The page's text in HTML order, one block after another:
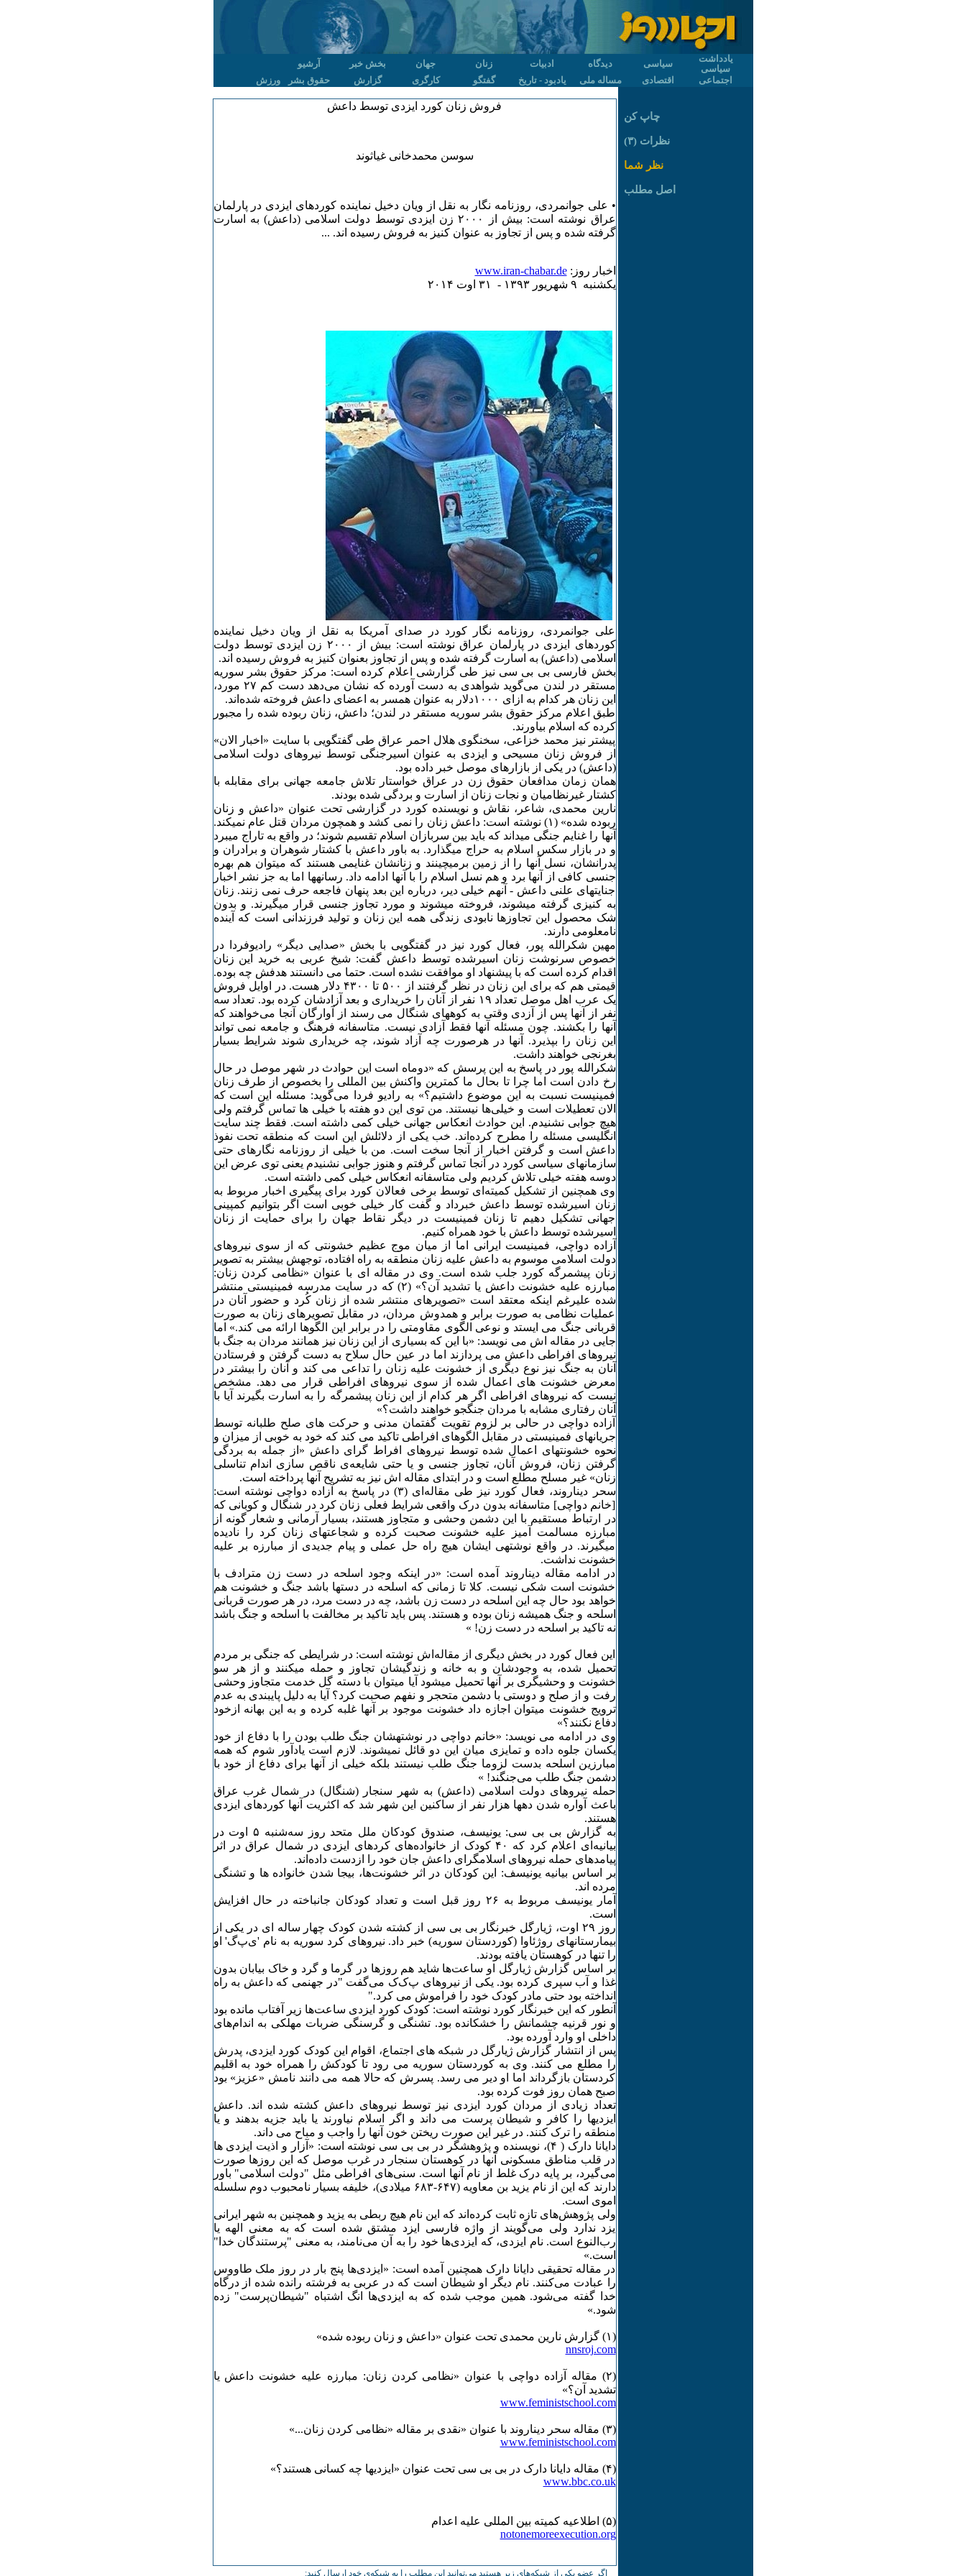
یادداشت
سیاسی
سیاسی دیدگاه ادبیات زنان جهان بخش خبر
آرشیو
اجتماعی
اقتصادی مساله ملی یادبود - تاریخ گفتگو کارگری گزارش حقوق بشر ورزش
فروش زنان کورد ایزدی توسط داعش
سوسن محمدخانی غیاثوند
• علی جوانمردی، روزنامه نگار به نقل از ویان دخیل نماینده کوردهای ایزدی در پارلمان
عراق نوشته است: بیش از ۲۰۰۰ زن ایزدی توسط دولت اسلامی (داعش) به اسارت
گرفته شده و پس از تجاوز به عنوان کنیز به فروش رسیده اند. ...
اخبار روز:www.iran-chabar.de
يکشنبه ۹ شهريور ۱٣۹٣ - ٣۱ اوت ۲۰۱۴
علی جوانمردی، روزنامه نگار کورد در صدای آمریکا به نقل از ویان دخیل نماینده
کوردهای ایزدی در پارلمان عراق نوشته است: بیش از ٢٠٠٠ زن ایزدی توسط دولت
اسلامی (داعش) به اسارت گرفته شده و پس از تجاوز بعنوان کنیز به فروش رسیده اند.
بخش فارسی بی بی سی نیز طی گزارشی اعلام کرده است: مرکز حقوق بشر سوریه
مستقر در لندن می‌گوید شواهدی به دست آورده که نشان می‌دهد دست کم ۲۷ مورد،
این زنان هر کدام به ازای ۱۰۰۰دلار به عنوان همسر به اعضای داعش فروخته شده‌اند.
طبق اعلام مرکز حقوق بشر سوریه مستقر در لندن؛ داعش، زنان ربوده شده را مجبور
کرده که اسلام بیاورند.
پیشتر نیز محمد خزاعی، سخنگوی هلال احمر عراق طی گفتگویی با سایت «اخبار الان»
از فروش زنان مسیحی و ایزدی به عنوان اسیرجنگی توسط نیروهای دولت اسلامی
(داعش) در یکی از بازارهای موصل خبر داده بود.
همان زمان مدافعان حقوق زن در عراق خواستار تلاش جامعه جهانی برای مقابله با
کشتار غیرنظامیان و نجات زنان از اسارت و بردگی شده بودند.
نارین محمدی، شاعر، نقاش و نویسنده کورد در گزارشی تحت عنوان «داعش و زنان
ربوده شده» (۱) نوشته است: داعش زنان را نمی کشد و همچون مردان قتل عام نمیکند.
آنها را غنایم جنگی میداند که باید بین سربازان اسلام تقسیم شوند؛ در واقع به تاراج میبرد
و در بازار سکس اسلام به حراج میگذارد. به باور داعش با کشتار شوهران و برادران و
پدرانشان، نسل آنها را از زمین برمیچینند و زنانشان غنایمی هستند که میتوان هم بهره
جنسی کافی از آنها برد و هم نسل اسلام را با آنها ادامه داد. رسانهها اما به جز نشر اخبار
جنایتهای علنی داعش - آنهم خیلی دیر، درباره این بعد پنهان فاجعه حرف نمی زنند. زنان
به کنیزی گرفته میشوند، فروخته میشوند و مورد تجاوز جنسی قرار میگیرند. و بدون
شک محصول این تجاوزها نابودی زندگی همه این زنان و تولید فرزندانی است که آینده
نامعلومی دارند.
مهین شکرالله پور، فعال کورد نیز در گفتگویی با بخش «صدایی دیگر» رادیوفردا در
خصوص سرنوشت زنان اسیرشده توسط داعش گفت: شیخ عربی به خرید این زنان
اقدام کرده است که با پیشنهاد او موافقت نشده است. حتما می دانستند هدفش چه بوده.
قیمتی هم که برای این زنان در نظر گرفتند از ۵۰۰ تا ۴٣۰۰ دلار هست. در اوایل فروش
یک عرب اهل موصل تعداد ۱۹ نفر از آنان را خریداری و بعد آزادشان کرده بود. تعداد سه
نفر از آنها پس از آزدی وقتی به کوههای شنگال می رسند از آوارگان آنجا می‌خواهند که
آنها را بکشند. چون مسئله آنها فقط آزادی نیست. متاسفانه فرهنگ و جامعه نمی تواند
این زنان را بپذیرد. آنها در هرصورت چه آزاد شوند، چه خریداری شوند شرایط بسیار
بغرنجی خواهند داشت.
شکرالله پور در پاسخ به این پرسش که «دوماه است این حوادث در شهر موصل در حال
رخ دادن است اما چرا تا بحال ما کمترین واکنش بین المللی را بخصوص از طرف زنان
فمینیست نسبت به این موضوع داشتیم؟» به رادیو فردا می‌گوید: مسئله این است که
الان تعطیلات است و خیلی‌ها نیستند. من توی این دو هفته با خیلی ها تماس گرفتم ولی
هیچ جوابی نشنیدم. این حوادث انعکاس جهانی خیلی کمی داشته است. فقط چند سایت
انگلیسی مسئله را مطرح کرده‌اند. خب یکی از دلائلش این است که منطقه تحت نفوذ
داعش است و گرفتن اخبار از آنجا سخت است. من با خیلی از روزنامه نگارهای حتی
سازمانهای سیاسی کورد در آنجا تماس گرفتم و هنوز جوابی نشنیدم یعنی توی عرض این
دوسه هفته خیلی تلاش کردیم ولی متاسفانه انعکاس خیلی کمی داشته است.
وی همچنین از تشکیل کمیته‌ای توسط برخی فعالان کورد برای پیگیری اخبار مربوط به
زنان اسیرشده توسط داعش خبرداد و گفت کار خیلی خوبی است اگر بتوانیم کمپینی
جهانی تشکیل دهیم تا زنان فمینیست در دیگر نقاط جهان را برای حمایت از زنان
اسیرشده توسط داعش با خود همراه کنیم.
آزاده دواچی، فمینیست ایرانی اما از میان موج عظیم خشونتی که از سوی نیروهای
دولت اسلامی موسوم به داعش علیه زنان منطقه به راه افتاده، توجهش بیشتر به تصویر
زنان پیشمرگه کورد جلب شده است. وی در مقاله ای با عنوان «نظامی کردن زنان:
مبارزه علیه خشونت داعش یا تشدید آن؟» (۲) که در سایت مدرسه فمینیستی منتشر
شده علیرغم اینکه معتقد است «تصویرهای منتشر شده از زنان کُرد و حضور آنان در
عملیات نظامی به صورت برابر و همدوش مردان، در مقابل تصویرهای زنان به صورت
قربانی جنگ می ایستد و نوعی الگوی مقاومتی را در برابر این الگوها ارائه می کند.» اما
جایی در مقاله اش می نویسد: «با این که بسیاری از این زنان نیز همانند مردان به جنگ با
نیروهای افراطی داعش می پردازند اما در عین حال سلاح به دست گرفتن و فرستادن
آنان به جنگ نیز نوع دیگری از خشونت علیه زنان را تداعی می کند و آنان را بیشتر در
معرض خشونت های اعمال شده از سوی نیروهای افراطی قرار می دهد. مشخص
نیست که نیروهای افراطی اگر هر کدام از این زنان پیشمرگه را به اسارت بگیرند آیا با
آنان رفتاری مشابه با مردان جنگجو خواهند داشت؟»
آزاده دواچی در حالی بر لزوم تقویت گفتمان مدنی و حرکت های صلح طلبانه توسط
جریانهای فمینیستی در مقابل الگوهای افراطی تاکید می کند که خود به خوبی از میزان و
نحوه خشونتهای اعمال شده توسط نیروهای افراط گرای داعش «از جمله به بردگی
گرفتن زنان، فروش آنان، تجاوز جنسی و یا حتی شایعه‌ی ناقص سازی اندام تناسلی
زنان» غیر مسلح مطلع است و در ابتدای مقاله اش نیز به تشریح آنها پرداخته است.
سحر دیناروند، فعال کورد نیز طی مقاله‌ای (٣) در پاسخ به آزاده دواچی نوشته است:
[خانم دواچی] متاسفانه بدون درک واقعی شرایط فعلی زنان کرد در شنگال و کوبانی که
در ارتباط مستقیم با این دشمن وحشی و متجاوز هستند، بسیار آرمانی و شعار گونه از
مبارزه مسالمت آمیز علیه خشونت صحبت کرده و شجاعتهای زنان کرد را نادیده
میگیرند. در واقع نوشتهی ایشان هیچ راه حل عملی و پیام جدیدی از مبارزه بر علیه
خشونت نداشت.
در ادامه مقاله دیناروند آمده است: «در اینکه وجود اسلحه در دست زن مترادف با
خشونت است شکی نیست. کلا تا زمانی که اسلحه در دستها باشد جنگ و خشونت هم
خواهد بود حال چه این اسلحه در دست زن باشد، چه در دست مرد، در هر صورت قربانی
اسلحه و جنگ همیشه زنان بوده و هستند. پس باید تاکید بر مخالفت با اسلحه و جنگ باشد
نه تاکید بر اسلحه در دست زن! »
این فعال کورد در بخش دیگری از مقاله‌اش نوشته‌ است: در شرایطی که جنگی بر مردم
تحمیل شده، به وجودشان و به خانه و زندگیشان تجاوز و حمله میکنند و از هر سو
خشونت و وحشیگری بر آنها تحمیل میشود آیا میتوان با دسته گل خدمت متجاوز وحشی
رفت و از صلح و دوستی با دشمن متحجر و نفهم صحبت کرد؟ آیا به دلیل پایبندی به عدم
ترویج خشونت میتوان اجازه داد خشونت موجود بر آنها غلبه کرده و به این بهانه ازخود
دفاع نکنند؟»
وی در ادامه می نویسد: «خانم دواچی در نوشتهشان جنگ طلب بودن را با دفاع از خود
یکسان جلوه داده و تمایزی میان این دو قائل نمیشوند. لازم است یادآور شوم که همه
مبارزین اسلحه بدست لزوما جنگ طلب نیستند بلکه خیلی از آنها برای دفاع از خود با
دشمن جنگ طلب می‌جنگند! »
حمله نیروهای دولت اسلامی (داعش) به شهر سنجار (شنگال) در شمال غرب عراق
باعث آواره شدن دهها هزار نفر از ساکنین این شهر شد که اکثریت آنها کوردهای ایزدی
هستند.
به گزارش بی بی سی: یونیسف، صندوق کودکان ملل متحد روز سه‌شنبه ۵ اوت در
بیانیه‌ای اعلام کرد که ۴۰ کودک از خانواده‌های کردهای ایزدی در شمال عراق در اثر
پیامدهای حمله نیروهای اسلامگرای داعش جان خود را ازدست داده‌اند.
بر اساس بیانیه یونیسف: این کودکان در اثر خشونت‌ها، بیجا شدن خانواده ها و تشنگی
مرده اند.
آمار یونیسف مربوط به ۲۶ روز قبل است و تعداد کودکان جانباخته در حال افزایش
است.
روز ۲۹ اوت، ژیارگل خبرنگار بی بی سی از کشته شدن کودک چهار ساله ای در یکی از
بیمارستانهای روژئاوا (کوردستان سوریه) خبر داد. نیروهای کرد سوریه به نام 'ی‌پ‌گ' او
را تنها در کوهستان یافته بودند.
بر اساس گزارش ژیارگل او ساعت‌ها شاید هم روزها در گرما و گرد و خاک بیابان بدون
غذا و آب سپری کرده بود. یکی از نیروهای پ‌ک‌ک می‌گفت "در جهنمی که داعش به راه
انداخته بود حتی مادر کودک خود را فراموش می کرد."
آنطور که این خبرنگار کورد نوشته است: کودک کورد ایزدی ساعت‌ها زیر آفتاب مانده بود
و نور قرنیه چشمانش را خشکانده بود. تشنگی و گرسنگی ضربات مهلکی به اندام‌های
داخلی او وارد آورده بود.
پس از انتشار گزارش ژیارگل در شبکه های اجتماع، اقوام این کودک کورد ایزدی، پدرش
را مطلع می کنند. وی به کوردستان سوریه می رود تا کودکش را همراه خود به اقلیم
کردستان بازگرداند اما او دیر می رسد. پسرش که حالا همه می دانند نامش «عزیز» بود
صبح همان روز فوت کرده بود.
تعداد زیادی از مردان کورد ایزدی نیز توسط نیروهای داعش کشته شده اند. داعش
ایزدیها را کافر و شیطان پرست می داند و اگر اسلام نیاورند یا باید جزیه بدهند و یا
منطقه را ترک کنند. در غیر این صورت ریختن خون آنها را واجب و مباح می داند.
دایانا دارک ( ۴)، نویسنده و پژوهشگر در بی بی سی نوشته است: «آزار و اذیت ایزدی ها
در قلب مناطق مسکونی آنها در کوهستان سنجار در غرب موصل که این روزها صورت
می‌گیرد، بر پایه درک غلط از نام آنها است. سنی‌های افراطی مثل "دولت اسلامی" باور
دارند که این از نام یزید بن معاویه (۶۴۷-۶۸۳ میلادی)، خلیفه بسیار نامحبوب دوم سلسله
اموی است.
ولی پژوهش‌های تازه ثابت کرده‌اند که این نام هیچ ربطی به یزید و همچنین به شهر ایرانی
یزد ندارد ولی می‌گویند از واژه فارسی ایزد مشتق شده است که به معنی الهه یا
رب‌النوع است. نام ایزدی، که ایزدی‌ها خود را به آن می‌نامند، به معنی "پرستندگان خدا"
است.»
در مقاله تحقیقی دایانا دارک همچنین آمده است: «ایزدی‌ها پنج بار در روز ملک طاووس
را عبادت می‌کنند. نام دیگر او شیطان است که در عربی به فرشته رانده شده از درگاه
خدا گفته می‌شود. همین موجب شده که به ایزدی‌ها انگ اشتباه "شیطان‌پرست" زده
شود.»
(۱) گزارش نارین محمدی تحت عنوان «داعش و زنان ربوده شده»
nnsroj.com
(۲) مقاله آزاده دواچی با عنوان «نظامی کردن زنان: مبارزه علیه خشونت داعش یا
تشدید آن؟»
www.feministschool.com
(٣) مقاله سحر دیناروند با عنوان «نقدی بر مقاله «نظامی کردن زنان...»
www.feministschool.com
(۴) مقاله دایانا دارک در بی بی سی تحت عنوان «ایزدیها چه کسانی هستند؟»
www.bbc.co.uk
(۵) اطلاعیه کمیته بین المللی علیه اعدام
notonemoreexecution.org
اگر عضو یکی از شبکه‌های زیر هستید می‌توانید این مطلب را به شبکه‌ی خود ارسال کنید:
چاپ کن
نظرات (٣)
نظر شما
اصل مطلب